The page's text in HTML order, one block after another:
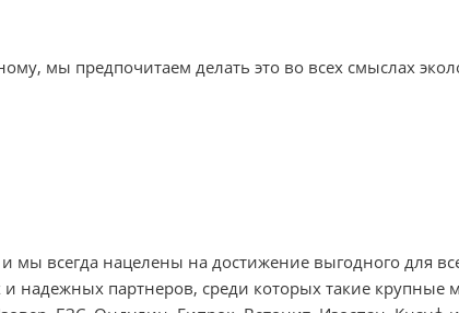
мы предпочитаем делать это во всех смыслах
мы всегда нацелены на достижение выгодного для
надежных партнеров, среди которых такие крупные